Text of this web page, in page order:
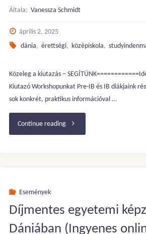
Általa: Vanessza Schmidt
április 2, 2025
dánia, érettségi, középiskola,
Közeleg a kiutazás –
Kiutazó Workshopunkat Pre-IB és IB diákjaink
sok konkrét, praktikus információval …
Continue reading"Április
Kiutazó
Workshop
Események
Díjmentes egyetemi
Dániában (Ingyenes